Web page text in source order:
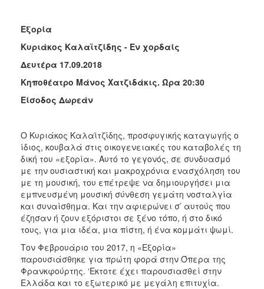
ΤΟΠΟΣ
ΑΝΘΕΚΤΙΚΗ
ΠΟΛΗ
Εξορία
Κυριάκος Καλαϊτζίδης - Εν χορδαίς
Δευτέρα 17.09.2018
Κηποθέατρο Μάνος Χατζιδάκις. Ώρα 20:30
Είσοδος Δωρεάν
Ο Κυριάκος Καλαϊτζίδης, προσφυγικής καταγωγής ο
ίδιος, κουβαλά στις οικογενειακές του καταβολές τη
δική του «εξορία». Αυτό το γεγονός, σε συνδυασμό
με την ουσιαστική και μακροχρόνια ενασχόληση του
με τη μουσική, του επέτρεψε να δημιουργήσει μια
εμπνευσμένη μουσική σύνθεση γεμάτη νοσταλγία
και συναίσθημα. Και την αφιερώνει σ’ αυτούς που
έζησαν ή ζουν εξόριστοι σε ξένο τόπο, ή στο δικό
τους, για μια ιδέα, μια πίστη, ή ένα κομμάτι ψωμί.
Τον Φεβρουάριο του 2017, η «Εξορία»
παρουσιάσθηκε για πρώτη φορά στην Όπερα της
Φρανκφούρτης. ‘Εκτοτε έχει παρουσιασθεί στην
Ελλάδα και το εξωτερικό με μεγάλη επιτυχία.